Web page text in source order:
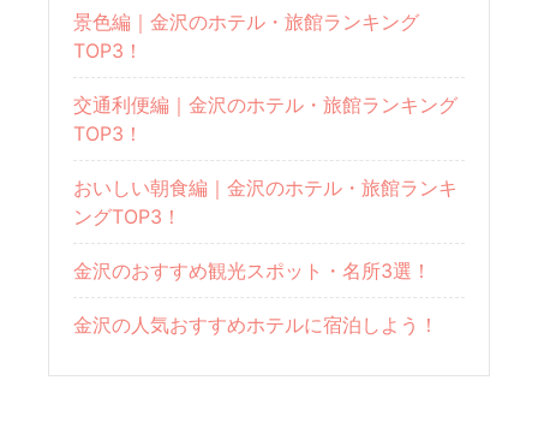
景色編｜金沢のホテル・旅館ランキング
TOP3！
交通利便編｜金沢のホテル・旅館ランキング
TOP3！
おいしい朝食編｜金沢のホテル・旅館ランキ
ングTOP3！
金沢のおすすめ観光スポット・名所3選！
金沢の人気おすすめホテルに宿泊しよう！